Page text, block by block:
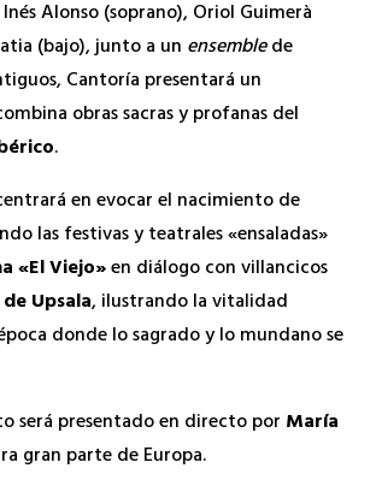
Alonso (soprano), Oriol Guimerà
(bajo), junto a un ensemblede
Cantoría presentará un
obras sacras y profanas del
.
en evocar el nacimiento de
las festivas y teatrales «ensaladas»
«El Viejo»en diálogo con villancicos
Upsala, ilustrando la vitalidad
donde lo sagrado y lo mundano se
será presentado en directo por María
gran parte de Europa.